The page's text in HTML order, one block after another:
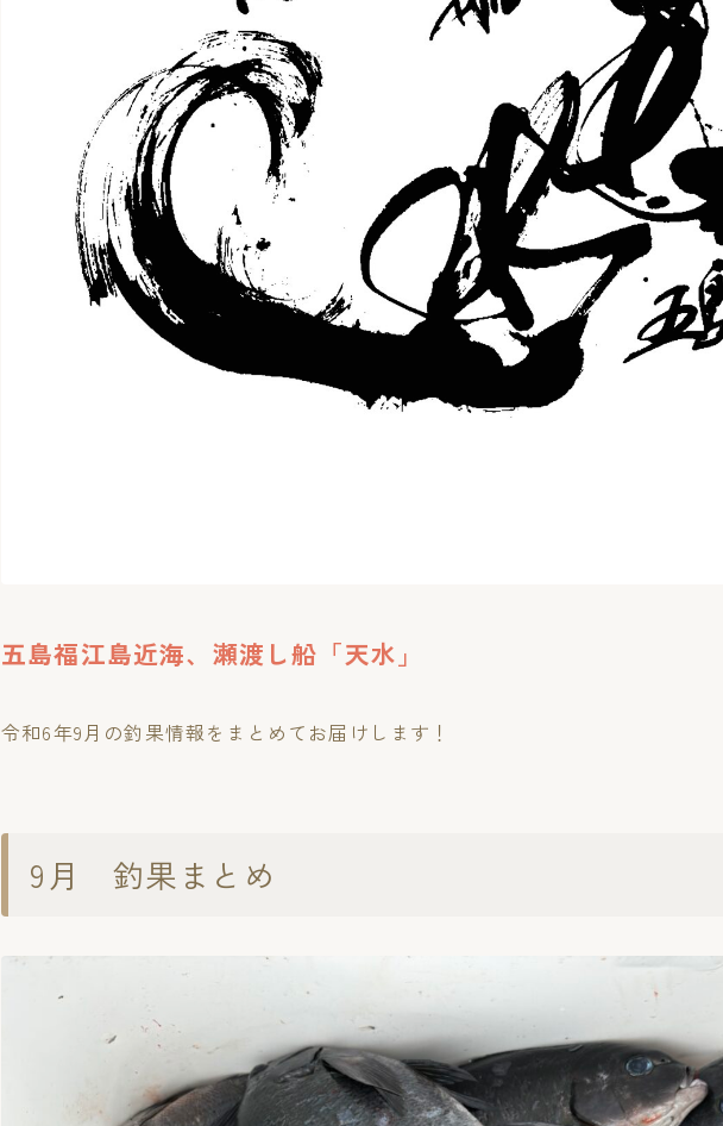
五島福江島近海、瀬渡し船「天水」
令和6年9月の釣果情報をまとめてお届けします！
9月 釣果まとめ